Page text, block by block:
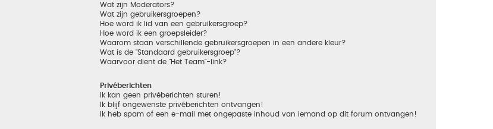
Wat zijn Moderators?
Wat zijn gebruikersgroepen?
Hoe word ik lid van een gebruikersgroep?
Hoe word ik een groepsleider?
Waarom staan verschillende gebruikersgroepen in een andere kleur?
Wat is de "Standaard gebruikersgroep"?
Waarvoor dient de "Het Team"-link?
Privéberichten
Ik kan geen privéberichten sturen!
Ik blijf ongewenste privéberichten ontvangen!
Ik heb spam of een e-mail met ongepaste inhoud van iemand op dit forum ontvangen!